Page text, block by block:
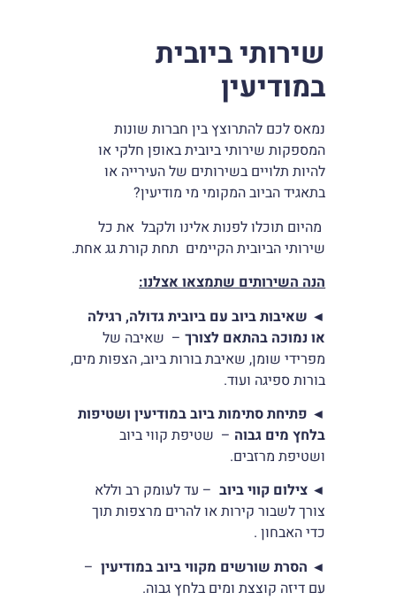
שירותי ביובית
במודיעין
נמאס לכם להתרוצץ בין חברות שונות
המספקות שירותי ביובית באופן חלקי או
להיות תלויים בשירותים של העירייה או
בתאגיד הביוב המקומי מי מודיעין?
מהיום תוכלו לפנות אלינו ולקבל את כל
שירותי הביובית הקיימים תחת קורת גג אחת.
הנה השירותים שתמצאו אצלנו:
◄ שאיבות ביוב עם ביובית גדולה, רגילה
או נמוכה בהתאם לצורך – שאיבה של
מפרידי שומן, שאיבת בורות ביוב, הצפות מים,
בורות ספיגה ועוד.
◄ פתיחת סתימות ביוב במודיעין ושטיפות
בלחץ מים גבוה – שטיפת קווי ביוב
ושטיפת מרזבים.
◄ צילום קווי ביוב– עד לעומק רב וללא
צורך לשבור קירות או להרים מרצפות תוך
כדי האבחון .
◄ הסרת שורשים מקווי ביוב במודיעין–
עם דיזה קוצצת ומים בלחץ גבוה.